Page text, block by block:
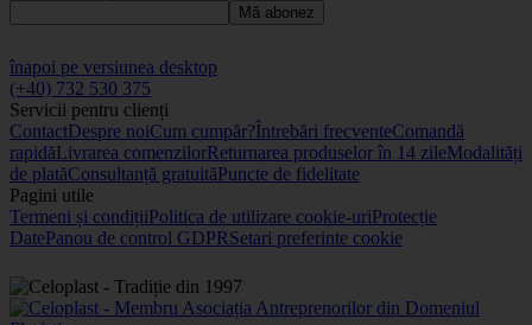
Mă abonez
înapoi pe versiunea desktop
(+40) 732 530 375
Servicii pentru clienți
ContactDespre noiCum cumpăr?Întrebări frecventeComandă
rapidăLivrarea comenzilorReturnarea produselor în 14 zileModalități
de platăConsultanță gratuităPuncte de fidelitate
Pagini utile
Termeni și condițiiPolitica de utilizare cookie-uriProtecție
DatePanou de control GDPRSetari preferinte cookie